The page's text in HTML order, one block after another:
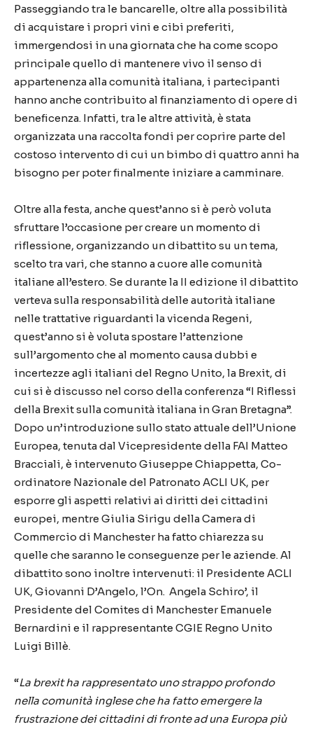
Passeggiando tra le bancarelle, oltre alla possibilità
di acquistare i propri vini e cibi preferiti,
immergendosi in una giornata che ha come scopo
principale quello di mantenere vivo il senso di
appartenenza alla comunità italiana, i partecipanti
hanno anche contribuito al finanziamento di opere di
beneficenza. Infatti, tra le altre attività, è stata
organizzata una raccolta fondi per coprire parte del
costoso intervento di cui un bimbo di quattro anni ha
bisogno per poter finalmente iniziare a camminare.
Oltre alla festa, anche quest’anno si è però voluta
sfruttare l’occasione per creare un momento di
riflessione, organizzando un dibattito su un tema,
scelto tra vari, che stanno a cuore alle comunità
italiane all’estero. Se durante la II edizione il dibattito
verteva sulla responsabilità delle autorità italiane
nelle trattative riguardanti la vicenda Regeni,
quest’anno si è voluta spostare l’attenzione
sull’argomento che al momento causa dubbi e
incertezze agli italiani del Regno Unito, la Brexit, di
cui si è discusso nel corso della conferenza “I Riflessi
della Brexit sulla comunità italiana in Gran Bretagna”.
Dopo un’introduzione sullo stato attuale dell’Unione
Europea, tenuta dal Vicepresidente della FAI Matteo
Bracciali, è intervenuto Giuseppe Chiappetta, Co-
ordinatore Nazionale del Patronato ACLI UK, per
esporre gli aspetti relativi ai diritti dei cittadini
europei, mentre Giulia Sirigu della Camera di
Commercio di Manchester ha fatto chiarezza su
quelle che saranno le conseguenze per le aziende. Al
dibattito sono inoltre intervenuti: il Presidente ACLI
UK, Giovanni D’Angelo, l’On. Angela Schiro’, il
Presidente del Comites di Manchester Emanuele
Bernardini e il rappresentante CGIE Regno Unito
Luigi Billè.
“La brexit ha rappresentato uno strappo profondo
nella comunità inglese che ha fatto emergere la
frustrazione dei cittadini di fronte ad una Europa più